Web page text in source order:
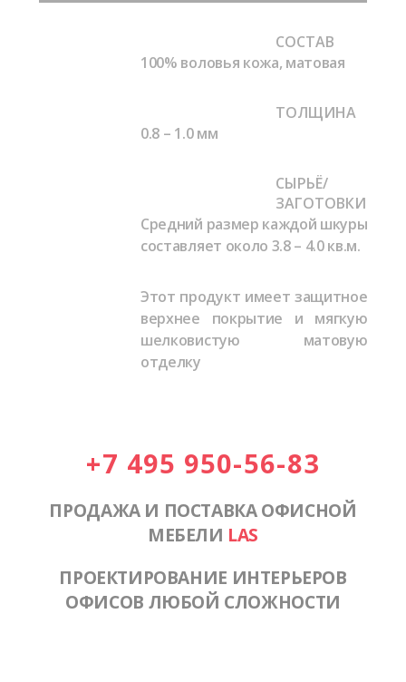
СОСТАВ
100% воловья кожа, матовая
ТОЛЩИНА
0.8 – 1.0 мм
СЫРЬЁ/
ЗАГОТОВКИ
Средний размер каждой шкуры
составляет около 3.8 – 4.0 кв.м.
Этот продукт имеет защитное
верхнее покрытие и мягкую
шелковистую матовую
отделку
+7 495 950-56-83
ПРОДАЖА И ПОСТАВКА ОФИСНОЙ
МЕБЕЛИ LAS
ПРОЕКТИРОВАНИЕ ИНТЕРЬЕРОВ
ОФИСОВ ЛЮБОЙ СЛОЖНОСТИ